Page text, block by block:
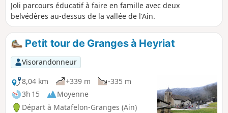
Joli parcours éducatif à faire en famille avec deux
belvédères au-dessus de la vallée de l'Ain.
Petit tour de Granges à Heyriat
Visorandonneur
8,04 km
+339 m
-335 m
3h 15
Moyenne
Départ à Matafelon-Granges (Ain)